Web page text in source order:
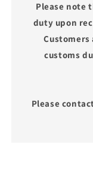
Please note
duty upon
customs
Please